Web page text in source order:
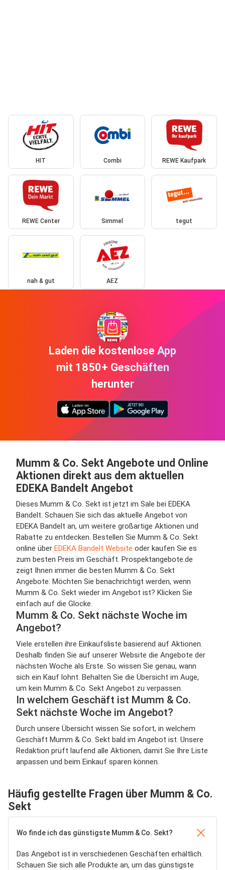
HIT Combi REWE Kaufpark
REWE Center Simmel tegut
nah & gut AEZ
Laden die kostenlose App
mit 1850+ Geschäften
herunter
Mumm & Co. Sekt Angebote und Online
Aktionen direkt aus dem aktuellen
EDEKA Bandelt Angebot
Dieses Mumm & Co. Sekt ist jetzt im Sale bei EDEKA
Bandelt. Schauen Sie sich das aktuelle Angebot von
EDEKA Bandelt an, um weitere großartige Aktionen und
Rabatte zu entdecken. Bestellen Sie Mumm & Co. Sekt
online über EDEKA Bandelt Website oder kaufen Sie es
zum besten Preis im Geschäft. Prospektangebote.de
zeigt Ihnen immer die besten Mumm & Co. Sekt
Angebote. Möchten Sie benachrichtigt werden, wenn
Mumm & Co. Sekt wieder im Angebot ist? Klicken Sie
einfach auf die Glocke.
Mumm & Co. Sekt nächste Woche im
Angebot?
Viele erstellen ihre Einkaufsliste basierend auf Aktionen.
Deshalb finden Sie auf unserer Website die Angebote der
nächsten Woche als Erste. So wissen Sie genau, wann
sich ein Kauf lohnt. Behalten Sie die Übersicht im Auge,
um kein Mumm & Co. Sekt Angebot zu verpassen.
In welchem Geschäft ist Mumm & Co.
Sekt nächste Woche im Angebot?
Durch unsere Übersicht wissen Sie sofort, in welchem
Geschäft Mumm & Co. Sekt bald im Angebot ist. Unsere
Redaktion prüft laufend alle Aktionen, damit Sie Ihre Liste
anpassen und beim Einkauf sparen können.
Häufig gestellte Fragen über Mumm & Co.
Sekt
Wo finde ich das günstigste Mumm & Co. Sekt?
Das Angebot ist in verschiedenen Geschäften erhältlich.
Schauen Sie sich alle Produkte an, um das günstigste